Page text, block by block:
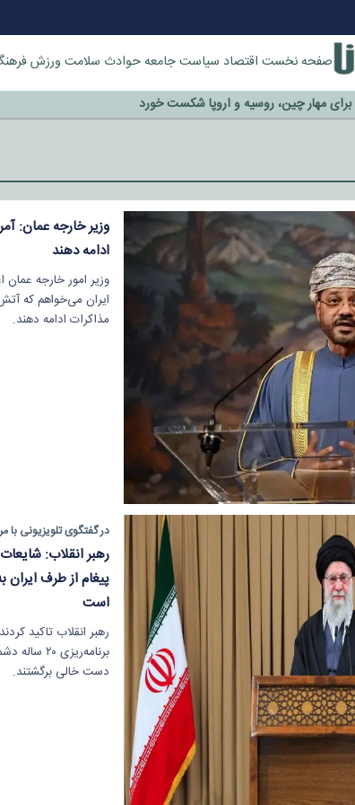
صفحه نخست اقتصاد سیاستجامعهحوادث سلامت ورزش
مهار چین، روسیه و اروپا شکست خورد
وزیر خارجه عمان:
ادامه دهند
وزیر امور خارجه عمان
ایران می‌خواهم که
مذاکرات ادامه دهند.
در گفتگوی تلویزیونی با
رهبر انقلاب:
پیغام از طرف
است
دست خالی برگشتند.